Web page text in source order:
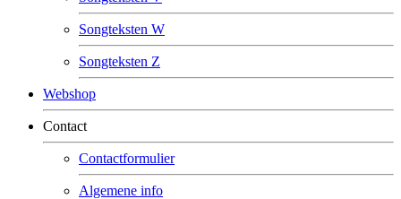
Songteksten W
Songteksten Z
Webshop
Contact
Contactformulier
Algemene info